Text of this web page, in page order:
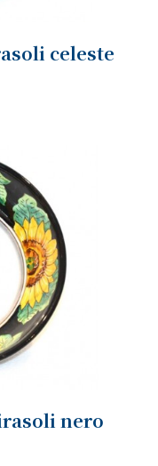
celeste
nero